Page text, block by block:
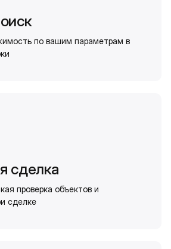
по вашим параметрам в
сделка
проверка объектов и
сделке